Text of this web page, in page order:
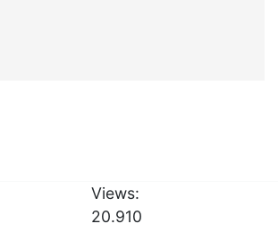
Views:
20.910